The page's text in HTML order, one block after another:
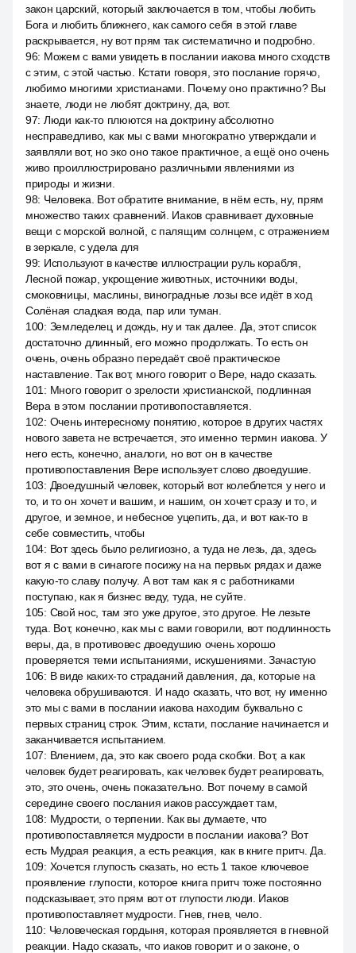
закон царский, который заключается в том, чтобы любить
Бога и любить ближнего, как самого себя в этой главе
раскрывается, ну вот прям так систематично и подробно.
96: Можем с вами увидеть в послании иакова много сходств
с этим, с этой частью. Кстати говоря, это послание горячо,
любимо многими христианами. Почему оно практично? Вы
знаете, люди не любят доктрину, да, вот.
97: Люди как-то плюются на доктрину абсолютно
несправедливо, как мы с вами многократно утверждали и
заявляли вот, но эко оно такое практичное, а ещё оно очень
живо проиллюстрировано различными явлениями из
природы и жизни.
98: Человека. Вот обратите внимание, в нём есть, ну, прям
множество таких сравнений. Иаков сравнивает духовные
вещи с морской волной, с палящим солнцем, с отражением
в зеркале, с удела для
99: Используют в качестве иллюстрации руль корабля,
Лесной пожар, укрощение животных, источники воды,
смоковницы, маслины, виноградные лозы все идёт в ход
Солёная сладкая вода, пар или туман.
100: Земледелец и дождь, ну и так далее. Да, этот список
достаточно длинный, его можно продолжать. То есть он
очень, очень образно передаёт своё практическое
наставление. Так вот, много говорит о Вере, надо сказать.
101 : Много говорит о зрелости христианской, подлинная
Вера в этом послании противопоставляется.
102: Очень интересному понятию, которое в других частях
нового завета не встречается, это именно термин иакова. У
него есть, конечно, аналоги, но вот он в качестве
противопоставления Вере использует слово двоедушие.
103: Двоедушный человек, который вот колеблется у него и
то, и то он хочет и вашим, и нашим, он хочет сразу и то, и
другое, и земное, и небесное уцепить, да, и вот как-то в
себе совместить, чтобы
104: Вот здесь было религиозно, а туда не лезь, да, здесь
вот я с вами в синагоге посижу на на первых рядах и даже
какую-то славу получу. А вот там как я с работниками
поступаю, как я бизнес веду, туда, не суйте.
105: Свой нос, там это уже другое, это другое. Не лезьте
туда. Вот, конечно, как мы с вами говорили, вот подлинность
веры, да, в противовес двоедушию очень хорошо
проверяется теми испытаниями, искушениями. Зачастую
106: В виде каких-то страданий давления, да, которые на
человека обрушиваются. И надо сказать, что вот, ну именно
это мы с вами в послании иакова находим буквально с
первых страниц строк. Этим, кстати, послание начинается и
заканчивается испытанием.
107: Влением, да, это как своего рода скобки. Вот, а как
человек будет реагировать, как человек будет реагировать,
это, это очень, очень показательно. Вот почему в самой
середине своего послания иаков рассуждает там,
108: Мудрости, о терпении. Как вы думаете, что
противопоставляется мудрости в послании иакова? Вот
есть Мудрая реакция, а есть реакция, как в книге притч. Да.
109: Хочется глупость сказать, но есть 1 такое ключевое
проявление глупости, которое книга притч тоже постоянно
подсказывает, это прям вот от глупости люди. Иаков
противопоставляет мудрости. Гнев, гнев, чело.
110: Человеческая гордыня, которая проявляется в гневной
реакции. Надо сказать, что иаков говорит и о законе, о